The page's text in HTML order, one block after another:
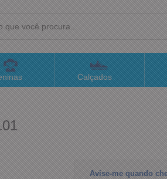
(48)
Calçados
Avise-me quando